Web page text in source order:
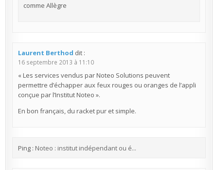
comme Allègre
Laurent Berthod dit :
16 septembre 2013 à 11:10
« Les services vendus par Noteo Solutions peuvent
permettre d’échapper aux feux rouges ou oranges de l’appli
conçue par l’Institut Noteo ».
En bon français, du racket pur et simple.
Ping : Noteo : institut indépendant ou é...